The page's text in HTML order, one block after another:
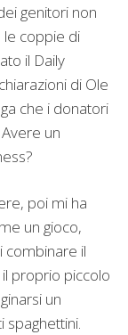
genitori non
coppie di
il Daily
di Ole
che i donatori
un
poi mi ha
un gioco,
combinare il
proprio piccolo
un
spaghettini.